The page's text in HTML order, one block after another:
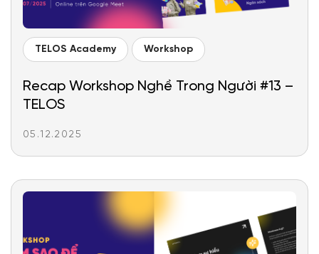
TELOS Academy Workshop
Recap Workshop Nghề Trong Người #13 –
TELOS
05.12.2025